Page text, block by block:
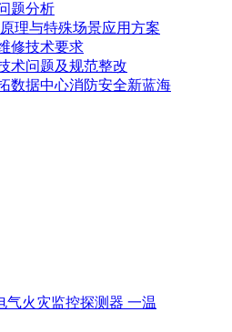
题分析
理与特殊场景应用方案
修技术要求
术问题及规范整改
数据中心消防安全新蓝海
气火灾监控探测器 一温